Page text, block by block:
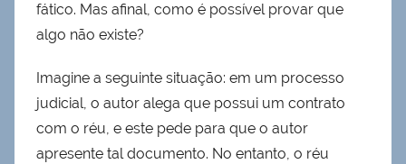
fático. Mas afinal, como é possível provar que
algo não existe?
Imagine a seguinte situação: em um processo
judicial, o autor alega que possui um contrato
com o réu, e este pede para que o autor
apresente tal documento. No entanto, o réu